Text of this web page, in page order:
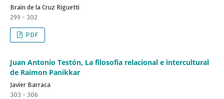
Brain de la Cruz Riguetti
299 - 302
PDF
Juan Antonio Testón, La filosofía relacional e intercultural
de Raimon Panikkar
Javier Barraca
303 - 306